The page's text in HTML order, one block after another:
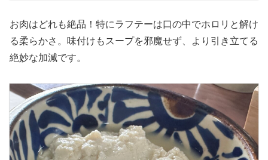
お肉はどれも絶品！特にラフテーは口の中でホロリと解け
る柔らかさ。味付けもスープを邪魔せず、より引き立てる
絶妙な加減です。